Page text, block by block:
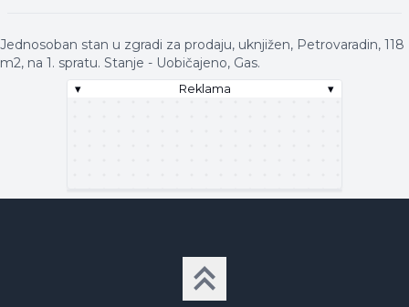
Jednosoban stan u zgradi za prodaju, uknjižen, Petrovaradin, 118
m2, na 1. spratu. Stanje - Uobičajeno, Gas.
▾ Reklama ▾
▾ Reklama ▾